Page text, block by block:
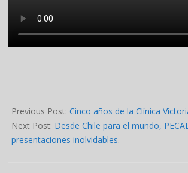
03-
07
Previous Post: Cinco años de la Clínica
Next Post: Desde Chile para el mundo,
presentaciones inolvidables.